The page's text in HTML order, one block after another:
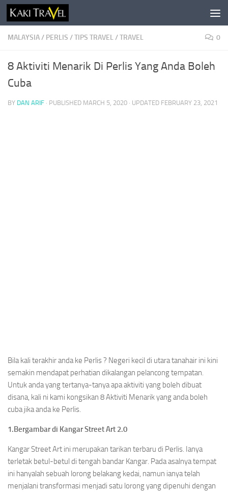
Skip to content
MALAYSIA/ PERLIS /TIPS TRAVEL/TRAVEL 0
8 Aktiviti Menarik Di Perlis Yang Anda Boleh
Cuba
BY DAN ARIF · PUBLISHED MARCH 5, 2020 · UPDATED FEBRUARY 23, 2021
Bila kali terakhir anda ke Perlis ? Negeri kecil di utara tanahair ini kini
semakin mendapat perhatian dikalangan pelancong tempatan.
Untuk anda yang tertanya-tanya apa aktiviti yang boleh dibuat
disana, kali ni kami kongsikan 8 Aktiviti Menarik yang anda boleh
cuba jika anda ke Perlis.
1.Bergambar di Kangar Street Art 2.0
Kangar Street Art ini merupakan tarikan terbaru di Perlis. Ianya
terletak betul-betul di tengah bandar Kangar. Pada asalnya tempat
ini hanyalah sebuah lorong belakang kedai, namun ianya telah
menjalani transformasi menjadi satu lorong yang dipenuhi dengan